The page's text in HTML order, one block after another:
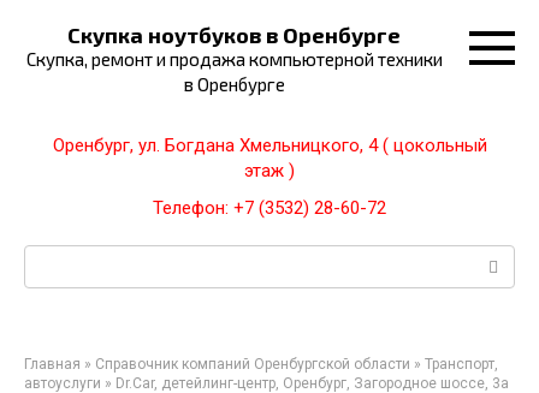
контенту
Скупка ноутбуков в Оренбурге
Скупка, ремонт и продажа компьютерной техники
в Оренбурге
Оренбург, ул. Богдана Хмельницкого, 4 ( цокольный
этаж )
Телефон: +7 (3532) 28-60-72
Поиск:
Главная » Справочник компаний Оренбургской области » Транспорт,
автоуслуги » Dr.Car, детейлинг-центр, Оренбург, Загородное шоссе, 3а